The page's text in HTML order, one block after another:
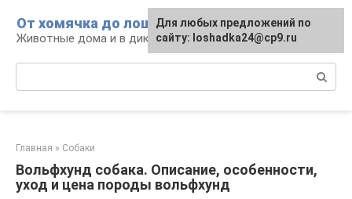
контенту
От хомячка до лошади
Животные дома и в дикой природе
Главная » Собаки
Вольфхунд собака. Описание, особенности,
уход и цена породы вольфхунд
Для любых предложений по
сайту: loshadka24@cp9.ru